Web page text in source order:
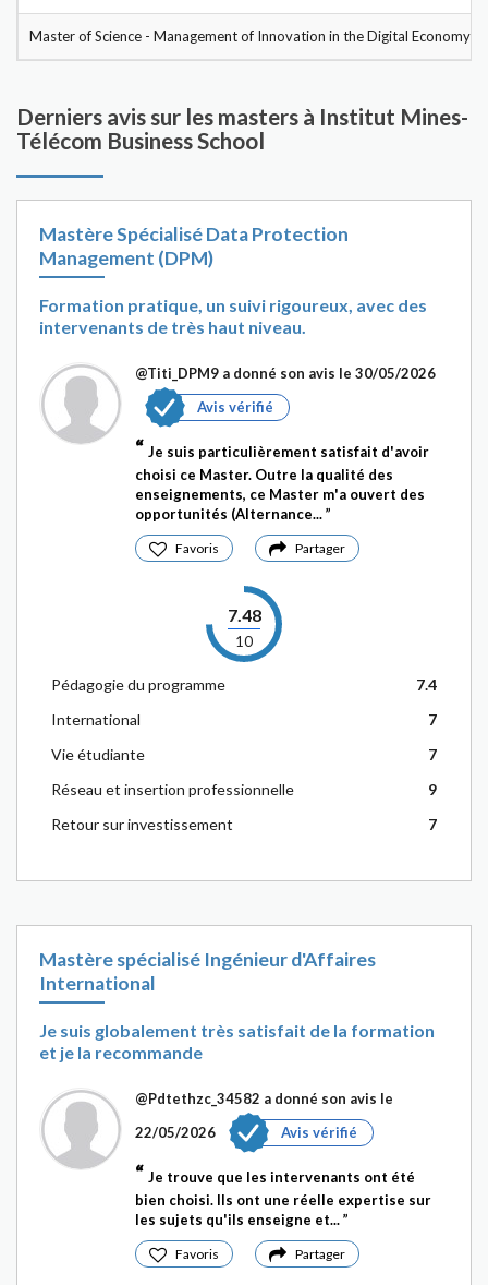
Master of Science - Management of Innovation in the Digital Economy
Derniers avis sur les masters à Institut Mines-
Télécom Business School
Mastère Spécialisé Data Protection
Management (DPM)
Formation pratique, un suivi rigoureux, avec des
intervenants de très haut niveau.
@Titi_DPM9 a donné son avis le 30/05/2026
Avis vérifié
Je suis particulièrement satisfait d'avoir
choisi ce Master. Outre la qualité des
enseignements, ce Master m'a ouvert des
opportunités (Alternance...
Favoris Partager
7.48
10
Pédagogie du programme
7.4
International
7
Vie étudiante
7
Réseau et insertion professionnelle
9
Retour sur investissement
7
Mastère spécialisé Ingénieur d'Affaires
International
Je suis globalement très satisfait de la formation
et je la recommande
@Pdtethzc_34582 a donné son avis le
22/05/2026
Avis vérifié
Je trouve que les intervenants ont été
bien choisi. Ils ont une réelle expertise sur
les sujets qu'ils enseigne et...
Favoris Partager